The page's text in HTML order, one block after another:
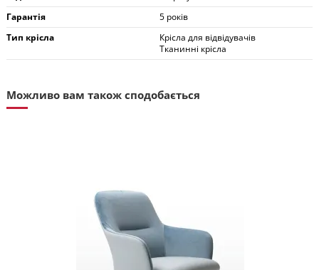
Гарантія
5 років
Тип крісла
Крісла для відвідувачів
Тканинні крісла
Можливо вам також сподобається